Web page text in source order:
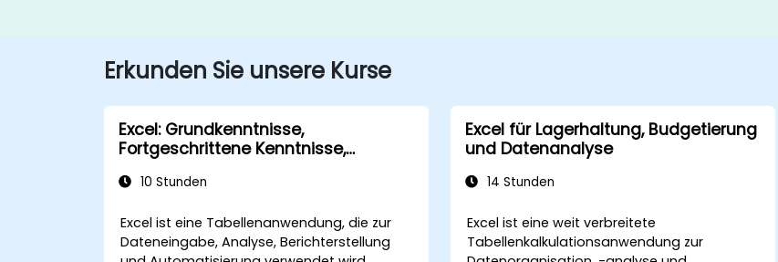
Erkunden Sie unsere Kurse
Excel: Grundkenntnisse,
Fortgeschrittene Kenntnisse,
10 Stunden
Excel ist eine Tabellenanwendung, die zur
Dateneingabe, Analyse, Berichterstellung
Excel für Lagerhaltung, Budgetierung
und Datenanalyse
14 Stunden
Excel ist eine weit verbreitete
Tabellenkalkulationsanwendung zur